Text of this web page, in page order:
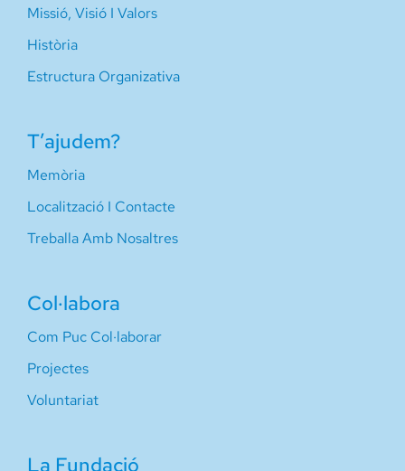
Missió, Visió I Valors
Història
Estructura Organizativa
T’ajudem?
Memòria
Localització I Contacte
Treballa Amb Nosaltres
Col·labora
Com Puc Col·laborar
Projectes
Voluntariat
La Fundació